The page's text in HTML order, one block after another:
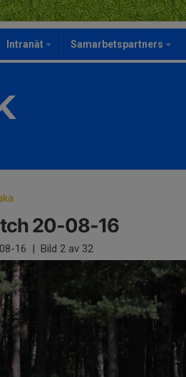
Intranät Samarbetspartners
20-08-16
16 | Bild 2 av 32